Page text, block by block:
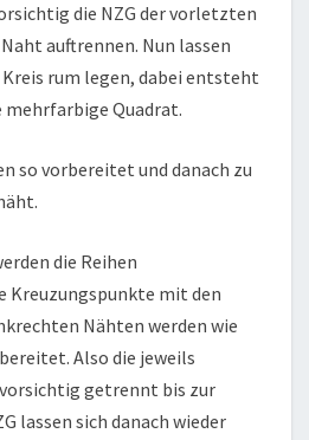
die NZG der vorletzten
auftrennen. Nun lassen
rum legen, dabei entsteht
mehrfarbige Quadrat.
so vorbereitet und danach zu
die Reihen
Kreuzungspunkte mit den
Nähten werden wie
Also die jeweils
getrennt bis zur
lassen sich danach wieder